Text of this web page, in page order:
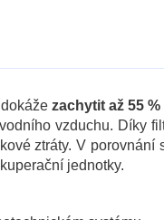
zachytit až 55
vzduchu. Díky
ztráty. V porovnání
jednotky.